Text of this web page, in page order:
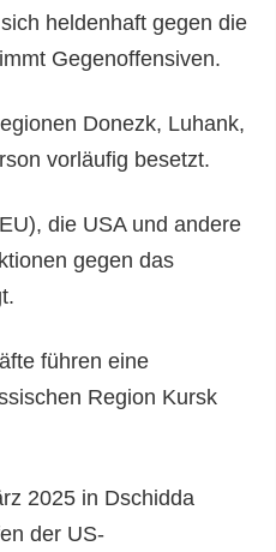
heldenhaft gegen die
Gegenoffensiven.
Donezk, Luhank,
vorläufig besetzt.
die USA und andere
gegen das
führen eine
Region Kursk
2025 in Dschidda
der US-